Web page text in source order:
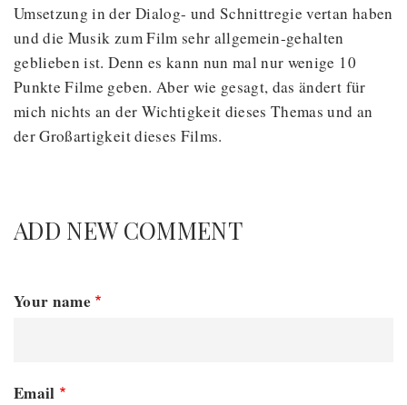
Umsetzung in der Dialog- und Schnittregie vertan haben
und die Musik zum Film sehr allgemein-gehalten
geblieben ist. Denn es kann nun mal nur wenige 10
Punkte Filme geben. Aber wie gesagt, das ändert für
mich nichts an der Wichtigkeit dieses Themas und an
der Großartigkeit dieses Films.
ADD NEW COMMENT
Your name
Email